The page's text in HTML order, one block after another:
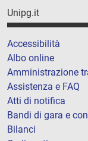
Unipg.it
Accessibilità
Albo online
Amministrazione
Assistenza e FAQ
Atti di notifica
Bandi di gara e
Bilanci